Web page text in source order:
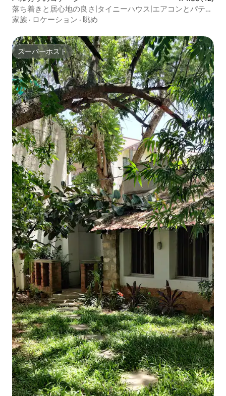
落ち着きと居心地の良さ|タイニーハウス|エアコンとパティ
オ|庭の景色
家族 · ロケーション · 眺め
スーパーホスト
スーパーホスト